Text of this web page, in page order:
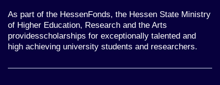
As part of the HessenFonds, the Hessen State Ministry
of Higher Education, Research and the Arts
providesscholarships for exceptionally talented and
high achieving university students and researchers.